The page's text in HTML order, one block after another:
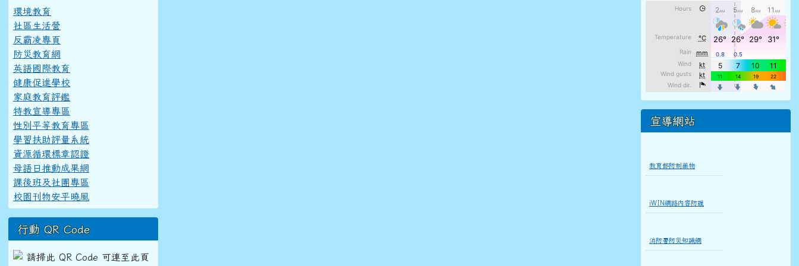
環境教育
社區生活營
反霸凌專頁
防災教育網
英語國際教育
健康促進學校
家庭教育評鑑
特教宣導專區
性別平等教育專區
學習扶助評量系統
資源循環標章認證
母語日推動成果網
課後班及社團專區
校園刊物安平曉風
行動 QR Code
宣導網站
教育部防制藥物
iWIN網路內容防護
消防署防災知識網